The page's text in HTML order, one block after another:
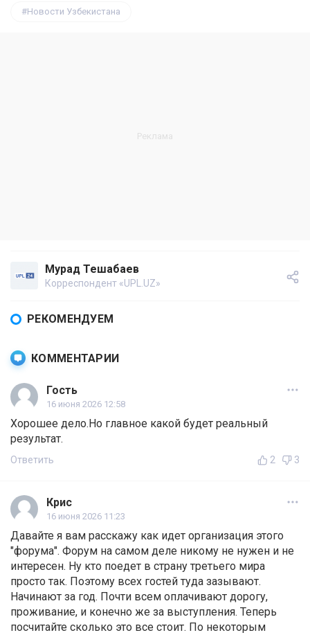
Новости Узбекистана
Мурад Тешабаев
Корреспондент «UPL.UZ»
РЕКОМЕНДУЕМ
КОММЕНТАРИИ
Гость
16 июня 2026 12:58
Хорошее дело.Но главное какой будет реальный
результат.
Ответить 2 3
Крис
16 июня 2026 11:23
Давайте я вам расскажу как идет организация этого
"форума". Форум на самом деле никому не нужен и не
интересен. Ну кто поедет в страну третьего мира
просто так. Поэтому всех гостей туда зазывают.
Начинают за год. Почти всем оплачивают дорогу,
проживание, и конечно же за выступления. Теперь
посчитайте сколько это все стоит. По некоторым